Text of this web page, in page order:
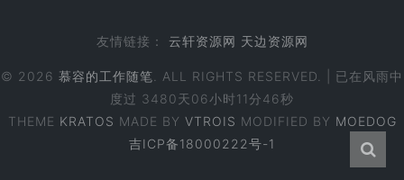
友情链接： 云轩资源网 天边资源网
© 2026 慕容的工作随笔 . ALL RIGHTS RESERVED. | 已在风雨中
度过 3480天06小时11分46秒
THEME KRATOS MADE BY VTROIS MODIFIED BY MOEDOG
吉ICP备18000222号-1